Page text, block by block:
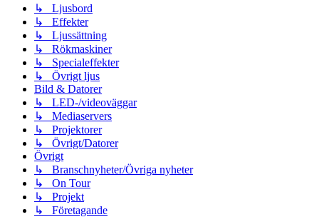
↳ Ljusbord
↳ Effekter
↳ Ljussättning
↳ Rökmaskiner
↳ Specialeffekter
↳ Övrigt ljus
Bild & Datorer
↳ LED-/videoväggar
↳ Mediaservers
↳ Projektorer
↳ Övrigt/Datorer
Övrigt
↳ Branschnyheter/Övriga nyheter
↳ On Tour
↳ Projekt
↳ Företagande